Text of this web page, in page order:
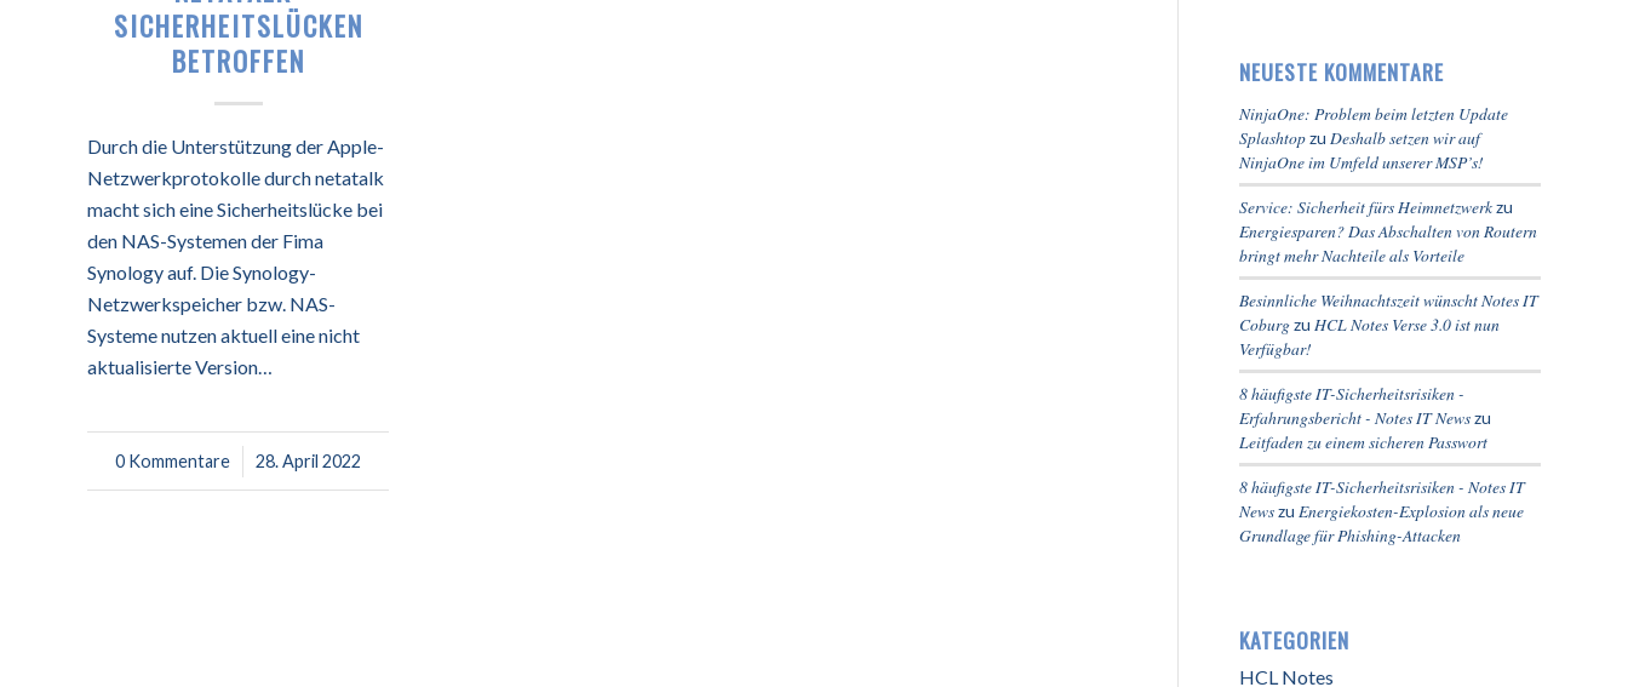
SICHERHEITSLÜCKEN
BETROFFEN
Durch die Unterstützung der Apple-
Netzwerkprotokolle durch netatalk
macht sich eine Sicherheitslücke bei
den NAS-Systemen der Fima
Synology auf. Die Synology-
Netzwerkspeicher bzw. NAS-
Systeme nutzen aktuell eine nicht
aktualisierte Version…
0 Kommentare
/ 28. April 2022
NEUESTE KOMMENTARE
NinjaOne: Problem beim letzten Update
Splashtopzu Deshalb setzen wir auf
NinjaOne im Umfeld unserer MSP’s!
Service: Sicherheit fürs Heimnetzwerkzu
Energiesparen? Das Abschalten von Routern
bringt mehr Nachteile als Vorteile
Besinnliche Weihnachtszeit wünscht Notes IT
Coburgzu HCL Notes Verse 3.0 ist nun
Verfügbar!
8 häufigste IT-Sicherheitsrisiken -
Erfahrungsbericht - Notes IT Newszu
Leitfaden zu einem sicheren Passwort
8 häufigste IT-Sicherheitsrisiken - Notes IT
Newszu Energiekosten-Explosion als neue
Grundlage für Phishing-Attacken
KATEGORIEN
HCL Notes